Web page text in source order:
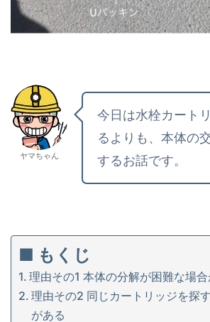
ヤマちゃん
今日は水栓カート
るよりも、本体の
するお話です。
■ もくじ
理由その1 本体の分解が困難な場
理由その2 同じカートリッジを探
がある